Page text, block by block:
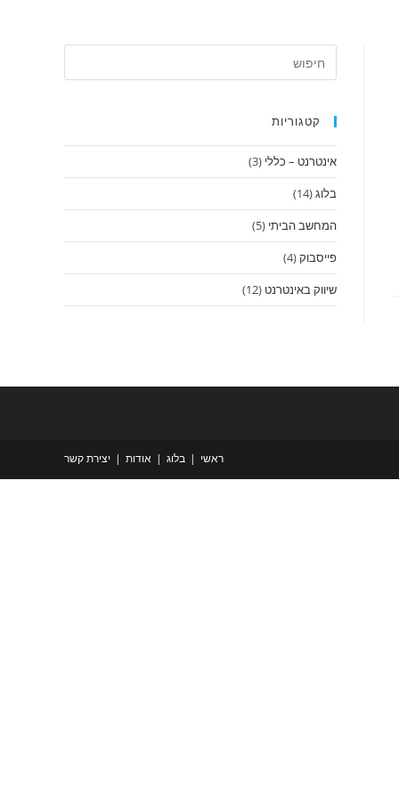
קטגוריות
אינטרנט – כללי (3)
בלוג(14)
המחשב הביתי (5)
פייסבוק(4)
שיווק באינטרנט (12)
ראשי בלוג אודות יצירת קשר